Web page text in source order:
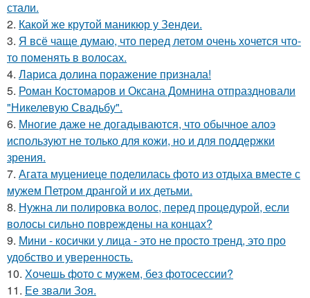
стали.
2. Какой же крутой маникюр у Зендеи.
3. Я всё чаще думаю, что перед летом очень хочется что-
то поменять в волосах.
4. Лариса долина поражение признала!
5. Роман Костомаров и Оксана Домнина отпраздновали
"Никелевую Свадьбу".
6. Многие даже не догадываются, что обычное алоэ
используют не только для кожи, но и для поддержки
зрения.
7. Агата муцениеце поделилась фото из отдыха вместе с
мужем Петром дрангой и их детьми.
8. Нужна ли полировка волос, перед процедурой, если
волосы сильно повреждены на концах?
9. Мини - косички у лица - это не просто тренд, это про
удобство и уверенность.
10. Хочешь фото с мужем, без фотосессии?
11. Ее звали Зоя.